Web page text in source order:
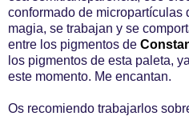
conformado de micropartículas
magia, se trabajan y se
entre los pigmentos de
los pigmentos de esta paleta,
este momento. Me encantan.
Os recomiendo trabajarlos